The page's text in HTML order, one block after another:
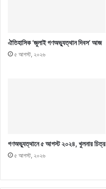
ঐতিহাসিক ‘জুলাই গণঅভ্যুত্থান দিবস’ আজ
৫ আগস্ট, ২০২৬
গণঅভ্যুত্থানে ৫ আগস্ট ২০২৪, খুলনার চিত্র
৫ আগস্ট, ২০২৬